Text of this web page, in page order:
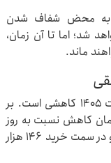
به محض شفاف شدن
شد؛ اما تا آن زمان،
ماند.
قیمت دلار توافقی امروز پنجشنبه ۳۱ اردیبهشت ۱۴۰۵ کاهشی است. بر
قیمت دلار توافقی (حواله) با ۱۶۱ تومان کاهش نسبت به روز
گذشته، در سمت فروش ۱۴۸ هزار و ۱۱۸ تومان و در سمت خرید ۱۴۶ هزار